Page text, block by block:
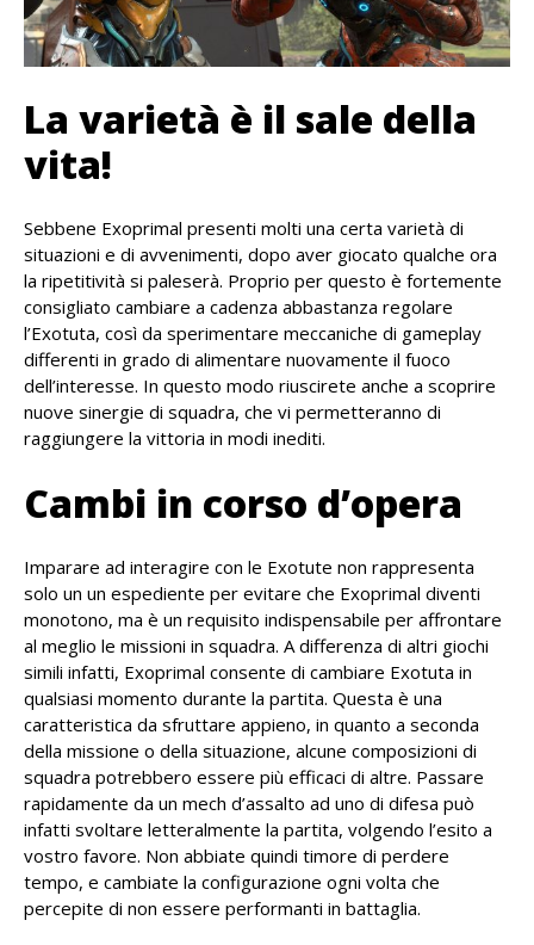
La varietà è il sale della
vita!
Sebbene Exoprimal presenti molti una certa varietà di
situazioni e di avvenimenti, dopo aver giocato qualche ora
la ripetitività si paleserà. Proprio per questo è fortemente
consigliato cambiare a cadenza abbastanza regolare
l’Exotuta, così da sperimentare meccaniche di gameplay
differenti in grado di alimentare nuovamente il fuoco
dell’interesse. In questo modo riuscirete anche a scoprire
nuove sinergie di squadra, che vi permetteranno di
raggiungere la vittoria in modi inediti.
Cambi in corso d’opera
Imparare ad interagire con le Exotute non rappresenta
solo un un espediente per evitare che Exoprimal diventi
monotono, ma è un requisito indispensabile per affrontare
al meglio le missioni in squadra. A differenza di altri giochi
simili infatti, Exoprimal consente di cambiare Exotuta in
qualsiasi momento durante la partita. Questa è una
caratteristica da sfruttare appieno, in quanto a seconda
della missione o della situazione, alcune composizioni di
squadra potrebbero essere più efficaci di altre. Passare
rapidamente da un mech d’assalto ad uno di difesa può
infatti svoltare letteralmente la partita, volgendo l’esito a
vostro favore. Non abbiate quindi timore di perdere
tempo, e cambiate la configurazione ogni volta che
percepite di non essere performanti in battaglia.